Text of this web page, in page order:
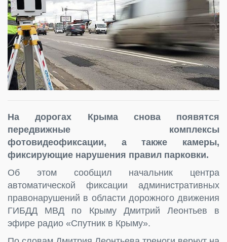
На дорогах Крыма снова появятся
передвижные комплексы
фотовидеофиксации, а также камеры,
фиксирующие нарушения правил парковки.
Об этом сообщил начальник центра
автоматической фиксации административных
правонарушений в области дорожного движения
ГИБДД МВД по Крыму Дмитрий Леонтьев в
эфире радио «Спутник в Крыму».